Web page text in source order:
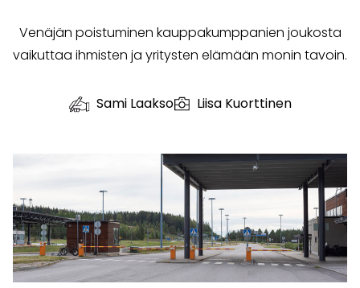
Venäjän poistuminen kauppakumppanien joukosta
vaikuttaa ihmisten ja yritysten elämään monin tavoin.
Sami Laakso Liisa Kuorttinen